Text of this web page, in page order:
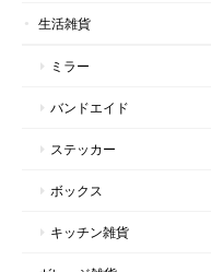
生活雑貨
ミラー
バンドエイド
ステッカー
ボックス
キッチン雑貨